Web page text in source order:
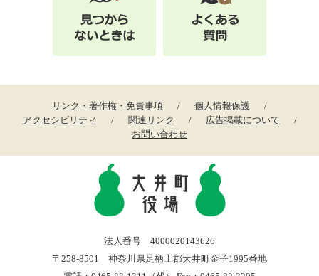
リンク・著作権・免責事項
個人情報保護
アクセシビリティ
関連リンク
広告掲載について
お問い合わせ
法人番号 4000020143626
〒258-8501 神奈川県足柄上郡大井町金子1995番地